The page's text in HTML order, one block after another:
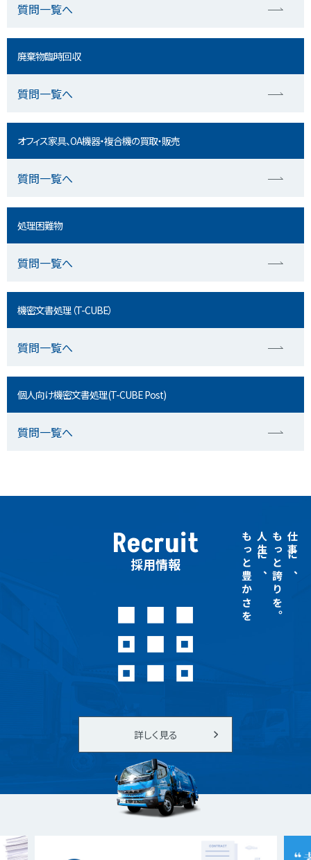
質問一覧へ
廃棄物臨時回収
質問一覧へ
オフィス家具、OA機器・複合機の買取・販売
質問一覧へ
処理困難物
質問一覧へ
機密文書処理（T-CUBE）
質問一覧へ
個人向け機密文書処理(T-CUBE Post)
質問一覧へ
Recruit
採用情報
詳しく見る
仕事に、
もっと誇りを。
人生に、
もっと豊かさを